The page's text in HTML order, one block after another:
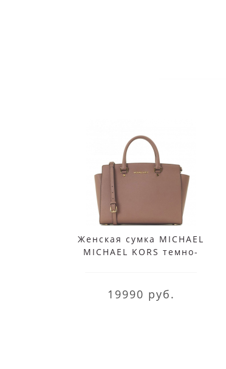
Женская сумка MICHAEL
MICHAEL KORS темно-
19990 руб.